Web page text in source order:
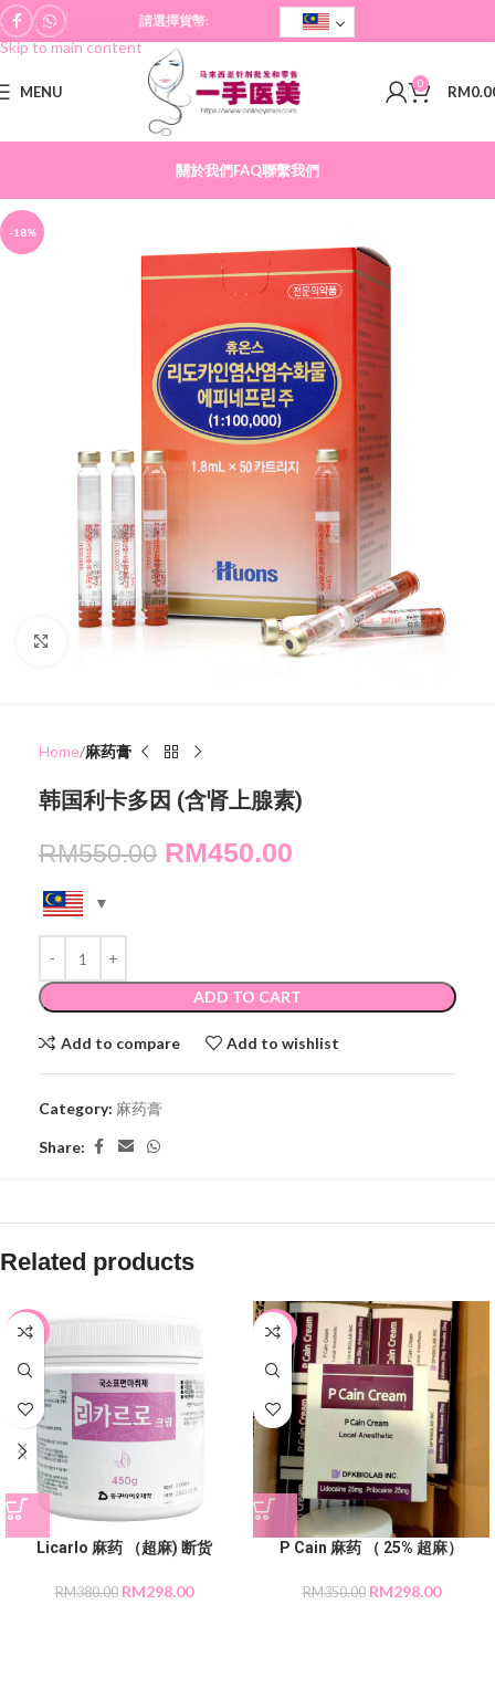
Skip to navigation
Skip to main content
請選擇貨幣:
MENU 0 RM
關於我們FAQ聯繫我們
-18%
Home 麻药膏
韩国利卡多因 (含肾上腺素)
RM550.00 RM450.00
ADD TO CART
Add to compare Add to wishlist
Category: 麻药膏
Share:
Related products
-22%
Licarlo 麻药 （超麻) 断货
RM380.00 RM298.00
-15%
P Cain 麻药 （ 25% 超麻）
RM350.00 RM298.00